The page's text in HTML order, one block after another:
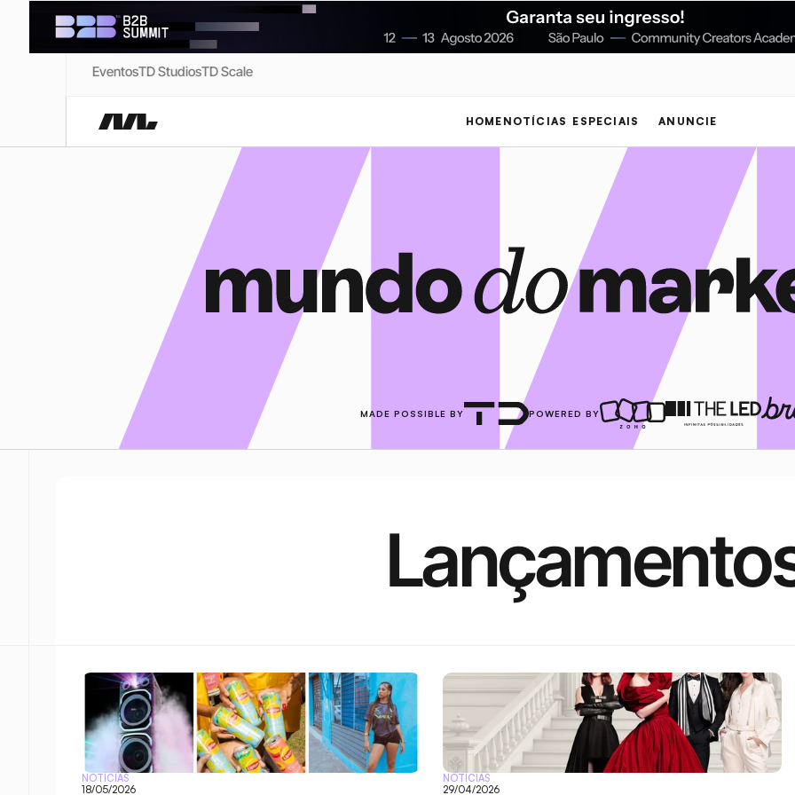
EventosTD StudiosTD Scale
HOME NOTÍCIAS ESPECIAIS ANUNCIE
MADE POSSIBLE BY POWERED BY
NOTÍCIAS
18/05/2026
NOTÍCIAS
29/04/2026